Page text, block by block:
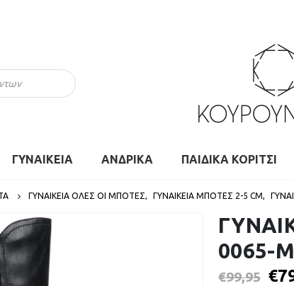
ΓΥΝΑΙΚΕΙΑ ΑΝΔΡΙΚΑ ΠΑΙΔΙΚΑ ΚΟΡΙΤΣΙ
ΓΥΝΑΙΚΕΊΑ ΌΛΕΣ ΟΙ ΜΠΌΤΕΣ, ΓΥΝΑΙΚΕΊΑ ΜΠΌΤΕΣ 2-5 CM,
0065-
€99,95 €